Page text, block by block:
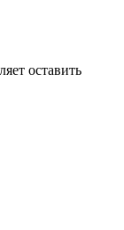
оставить